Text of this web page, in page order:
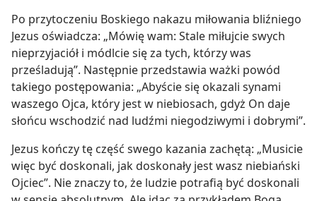
Po przytoczeniu Boskiego nakazu miłowania bliźniego
Jezus oświadcza: „Mówię wam: Stale miłujcie swych
nieprzyjaciół i módlcie się za tych, którzy was
prześladują”. Następnie przedstawia ważki powód
takiego postępowania: „Abyście się okazali synami
waszego Ojca, który jest w niebiosach, gdyż On daje
słońcu wschodzić nad ludźmi niegodziwymi i dobrymi”.
Jezus kończy tę część swego kazania zachętą: „Musicie
więc być doskonali, jak doskonały jest wasz niebiański
Ojciec”. Nie znaczy to, że ludzie potrafią być doskonali